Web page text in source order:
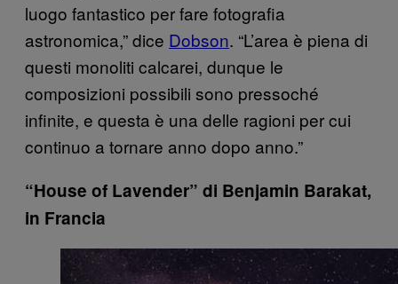
luogo fantastico per fare fotografia
astronomica,” dice Dobson. “L’area è piena di
questi monoliti calcarei, dunque le
composizioni possibili sono pressoché
infinite, e questa è una delle ragioni per cui
continuo a tornare anno dopo anno.”
“House of Lavender” di Benjamin Barakat,
in Francia